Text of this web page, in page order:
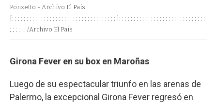
Ponzetto - Archivo El Pais
[; ; ; ; ; ; ; ; ; ; ; ; ; ; ; ; ; ; ; ; ; ; ; ; ; ; ; ; ; ; ; ; ; ; ; ; ]; ; ; ; ; ; ; ; ; ; ; ; ; ; ; ; ; ; ; ; ; ; ; ; ; ; ; ; ; ;
; ; ; ; ; ; /Archivo El Pais
Girona Fever en su box en Maroñas
Luego de su espectacular triunfo en las arenas de
Palermo, la excepcional Girona Fever regresó en